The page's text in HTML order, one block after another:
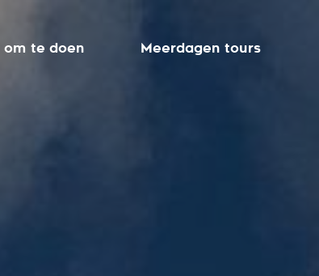
om te doen Meerdagen tours